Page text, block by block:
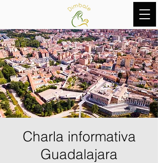
Charla informativa
Guadalajara